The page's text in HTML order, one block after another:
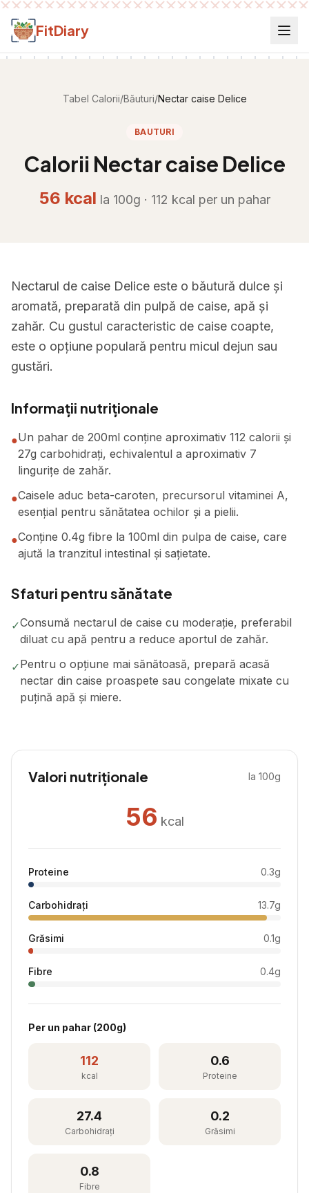
Salt la conținut
FitDiary
Tabel Calorii/Băuturi/Nectar caise Delice
BAUTURI
Calorii Nectar caise Delice
56 kcal la 100g · 112 kcal per un pahar
Nectarul de caise Delice este o băutură dulce și
aromată, preparată din pulpă de caise, apă și
zahăr. Cu gustul caracteristic de caise coapte,
este o opțiune populară pentru micul dejun sau
gustări.
Informații nutriționale
●Un pahar de 200ml conține aproximativ 112 calorii și
27g carbohidrați, echivalentul a aproximativ 7
lingurițe de zahăr.
●Caisele aduc beta-caroten, precursorul vitaminei A,
esențial pentru sănătatea ochilor și a pielii.
●Conține 0.4g fibre la 100ml din pulpa de caise, care
ajută la tranzitul intestinal și sațietate.
Sfaturi pentru sănătate
✓Consumă nectarul de caise cu moderație, preferabil
diluat cu apă pentru a reduce aportul de zahăr.
✓Pentru o opțiune mai sănătoasă, prepară acasă
nectar din caise proaspete sau congelate mixate cu
puțină apă și miere.
Valori nutriționale la 100g
56 kcal
Proteine 0.3g
Carbohidrați 13.7g
Grăsimi 0.1g
Fibre 0.4g
Per un pahar (200g)
112
kcal
0.6
Proteine
27.4
Carbohidrați
0.2
Grăsimi
0.8
Fibre